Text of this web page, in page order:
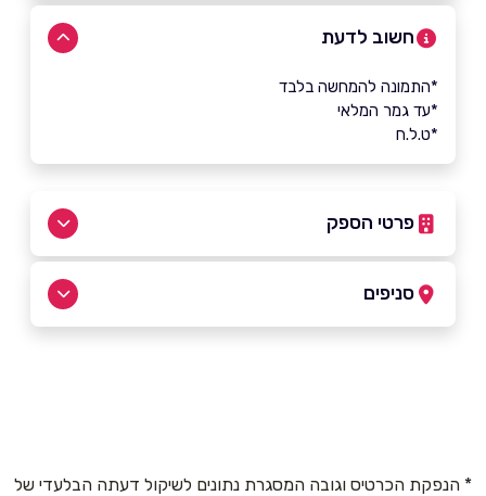
חשוב לדעת
*התמונה להמחשה בלבד
*עד גמר המלאי
*ט.ל.ח
פרטי הספק
סניפים
* הנפקת הכרטיס וגובה המסגרת נתונים לשיקול דעתה הבלעדי של